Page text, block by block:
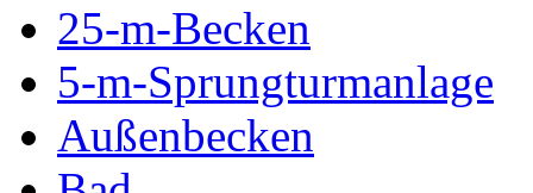
25-m-Becken
5-m-Sprungturmanlage
Außenbecken